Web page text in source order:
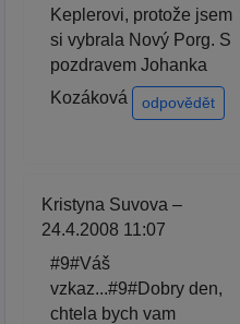
Keplerovi, protože jsem
si vybrala Nový Porg. S
pozdravem Johanka
Kozáková
odpovědět
Kristyna Suvova –
24.4.2008 11:07
#9#Váš
vzkaz...#9#Dobry den,
chtela bych vam